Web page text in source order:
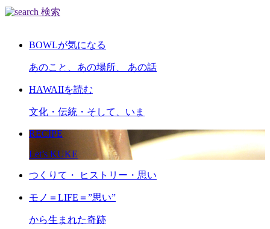
検索
BOWLが気になる
あのこと、あの場所、 あの話
HAWAIIを読む
文化・伝統・そして、いま
RECIPE
Let’s KUKE
つくりて・ ヒストリー・思い
モノ＝LIFE＝”思い”
から生まれた奇跡